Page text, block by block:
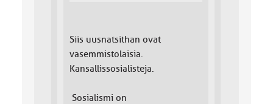
Siis uusnatsithan ovat
vasemmistolaisia.
Kansallissosialisteja.
Sosialismi on